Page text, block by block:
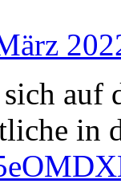
auf
in